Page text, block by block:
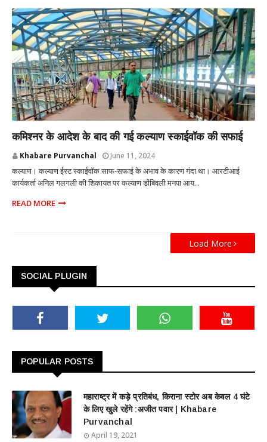
कमिश्नर के आदेश के बाद की गई कल्याण स्काईवॉक की सफाई
Khabare Purvanchal June 11, 2024
कल्याण। कल्याण ईस्ट स्काईवॉक साफ-सफाई के अभाव के कारण गंदा था। आरटीआई
कार्यकर्ता अनिल गलगली की शिकायत पर कल्याण डोंबिवली मनपा आय...
READ MORE
Load More
SOCIAL PLUGIN
POPULAR POSTS
महाराष्ट्र में कड़े प्रतिबंध, किराना स्टोर अब केवल 4 घंटे
के लिए खुले रहेंगे :अजीत पवार | Khabare
Purvanchal
April 19, 2021